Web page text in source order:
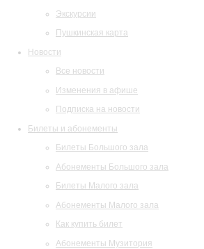
Экскурсии
Пушкинская карта
Новости
Все новости
Изменения в афише
Подписка на новости
Билеты и абонементы
Билеты Большого зала
Абонементы Большого зала
Билеты Малого зала
Абонементы Малого зала
Как купить билет
Абонементы Музитория